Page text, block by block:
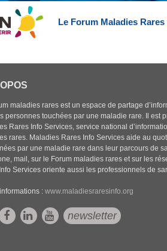
Le Forum Maladies
maladies rares est un espace de partage
personnes touchées par une maladie rare. Il est
Rares Info Services, service national
rares. Maladies Rares Info Services aide au
par une maladie rare dans leur parcours de
mail, sur le Forum maladies rares et sur les
Services oriente aussi les professionnels de
:www.maladiesraresinfo.org
newsletter